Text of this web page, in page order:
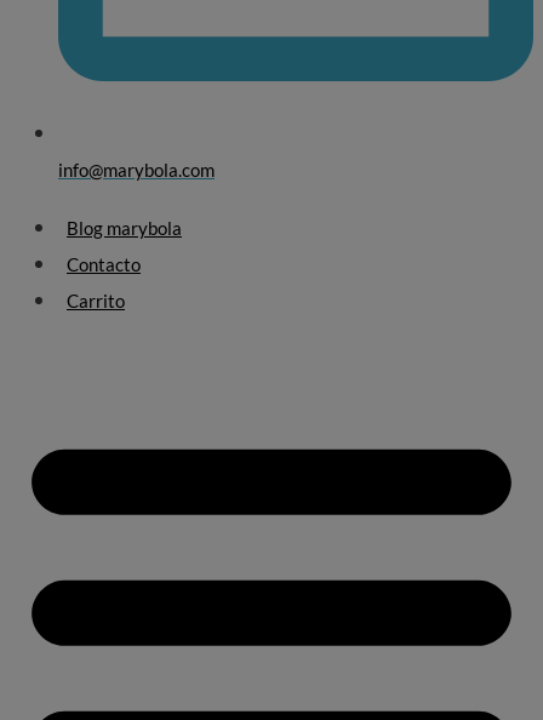
info@marybola.com
Blog marybola
Contacto
Carrito